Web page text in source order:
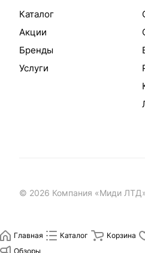
Каталог
Акции
Бренды
Услуги
© 2026 Компания «Миди
Главная Каталог Корзина
Обзоры